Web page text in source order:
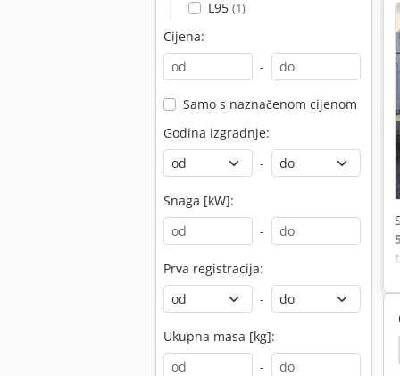
L95 (1)
Cijena:
-
Samo s naznačenom cijenom
Godina izgradnje:
-
Snaga [kW]:
-
Prva registracija:
-
Ukupna masa [kg]:
-
Viličari Lopatu Linde H50D Heli